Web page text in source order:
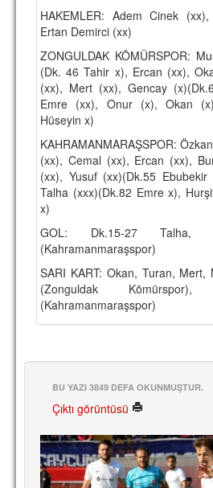
İRTİBAT
SİTE İSTATİSTİKLERİ
REKLAM YAYINI
HAKEMLER: Adem Cinek
Ertan Demirci (xx)
ZONGULDAK KÖMÜRSPOR:
(Dk. 46 Tahir x), Ercan (xx),
(xx), Mert (xx), Gencay
Emre (xx), Onur (x), Okan
Hüseyin x)
KAHRAMANMARAŞSPOR:
(xx), Cemal (xx), Ercan (xx),
(xx), Yusuf (xx)(Dk.55
Talha (xxx)(Dk.82 Emre x),
x)
GOL: Dk.15-27
(Kahramanmaraşspor)
SARI KART: Okan, Turan, Mert,
(Zonguldak
(Kahramanmaraşspor)
BU YAZI 3849 DEFA OKUNMUŞTUR.
Çıktı görüntüsü